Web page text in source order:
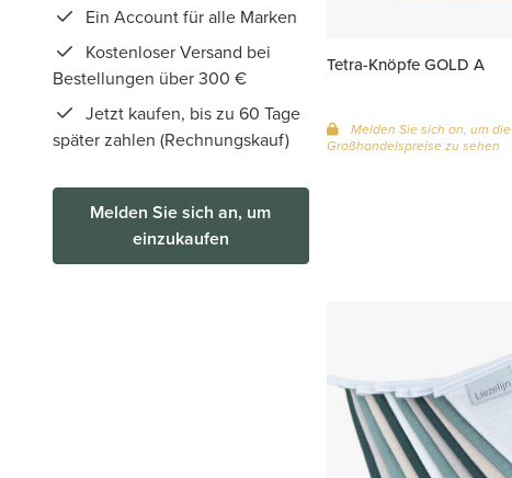
Ein Account für alle Marken
Kostenloser Versand bei
Bestellungen über 300 €
Jetzt kaufen, bis zu 60 Tage
später zahlen (Rechnungskauf)
Melden Sie sich an, um
einzukaufen
Tetra-Knöpfe GOLD A
Melden Sie sich an, um die
Großhandelspreise zu sehen